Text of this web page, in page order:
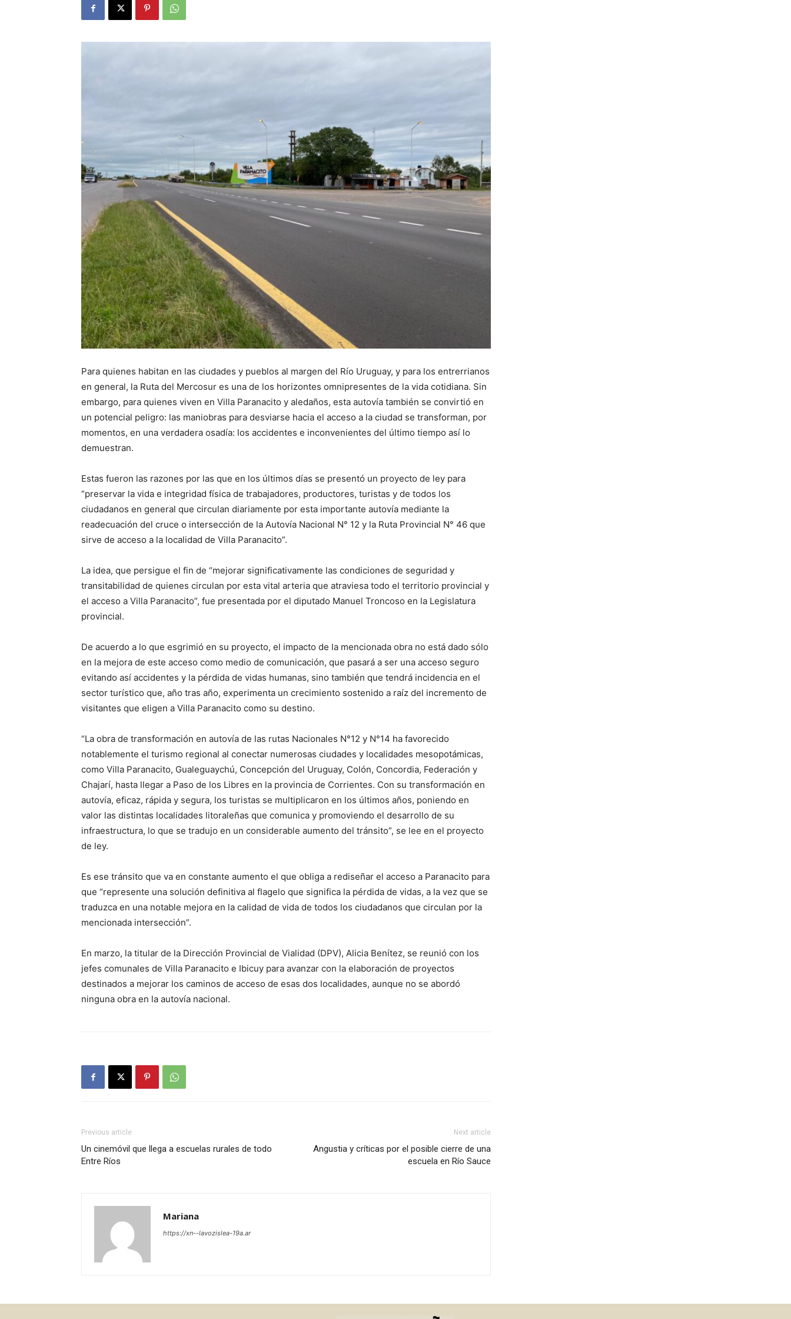
Para quienes habitan en las ciudades y pueblos al margen del Río Uruguay, y para los entrerrianos
en general, la Ruta del Mercosur es una de los horizontes omnipresentes de la vida cotidiana. Sin
embargo, para quienes viven en Villa Paranacito y aledaños, esta autovía también se convirtió en
un potencial peligro: las maniobras para desviarse hacia el acceso a la ciudad se transforman, por
momentos, en una verdadera osadía: los accidentes e inconvenientes del último tiempo así lo
demuestran.
Estas fueron las razones por las que en los últimos días se presentó un proyecto de ley para
“preservar la vida e integridad física de trabajadores, productores, turistas y de todos los
ciudadanos en general que circulan diariamente por esta importante autovía mediante la
readecuación del cruce o intersección de la Autovía Nacional N° 12 y la Ruta Provincial N° 46 que
sirve de acceso a la localidad de Villa Paranacito”.
La idea, que persigue el fin de “mejorar significativamente las condiciones de seguridad y
transitabilidad de quienes circulan por esta vital arteria que atraviesa todo el territorio provincial y
el acceso a Villa Paranacito”, fue presentada por el diputado Manuel Troncoso en la Legislatura
provincial.
De acuerdo a lo que esgrimió en su proyecto, el impacto de la mencionada obra no está dado sólo
en la mejora de este acceso como medio de comunicación, que pasará a ser una acceso seguro
evitando así accidentes y la pérdida de vidas humanas, sino también que tendrá incidencia en el
sector turístico que, año tras año, experimenta un crecimiento sostenido a raíz del incremento de
visitantes que eligen a Villa Paranacito como su destino.
“La obra de transformación en autovía de las rutas Nacionales N°12 y N°14 ha favorecido
notablemente el turismo regional al conectar numerosas ciudades y localidades mesopotámicas,
como Villa Paranacito, Gualeguaychú, Concepción del Uruguay, Colón, Concordia, Federación y
Chajarí, hasta llegar a Paso de los Libres en la provincia de Corrientes. Con su transformación en
autovía, eficaz, rápida y segura, los turistas se multiplicaron en los últimos años, poniendo en
valor las distintas localidades litoraleñas que comunica y promoviendo el desarrollo de su
infraestructura, lo que se tradujo en un considerable aumento del tránsito”, se lee en el proyecto
de ley.
Es ese tránsito que va en constante aumento el que obliga a rediseñar el acceso a Paranacito para
que “represente una solución definitiva al flagelo que significa la pérdida de vidas, a la vez que se
traduzca en una notable mejora en la calidad de vida de todos los ciudadanos que circulan por la
mencionada intersección”.
En marzo, la titular de la Dirección Provincial de Vialidad (DPV), Alicia Benítez, se reunió con los
jefes comunales de Villa Paranacito e Ibicuy para avanzar con la elaboración de proyectos
destinados a mejorar los caminos de acceso de esas dos localidades, aunque no se abordó
ninguna obra en la autovía nacional.
Previous article
Un cinemóvil que llega a escuelas rurales de todo
Entre Ríos
Next article
Angustia y críticas por el posible cierre de una
escuela en Río Sauce
Mariana
https://xn--lavozislea-19a.ar